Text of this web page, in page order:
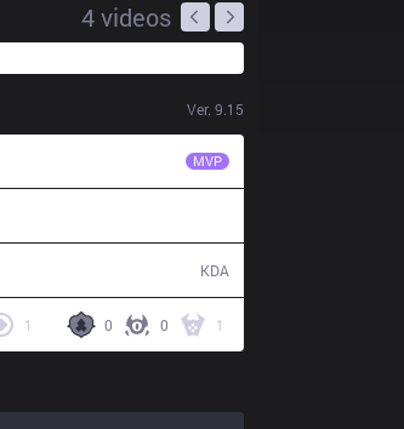
4videos
Ver. 9.15
MVP
KDA
0 0 1
1